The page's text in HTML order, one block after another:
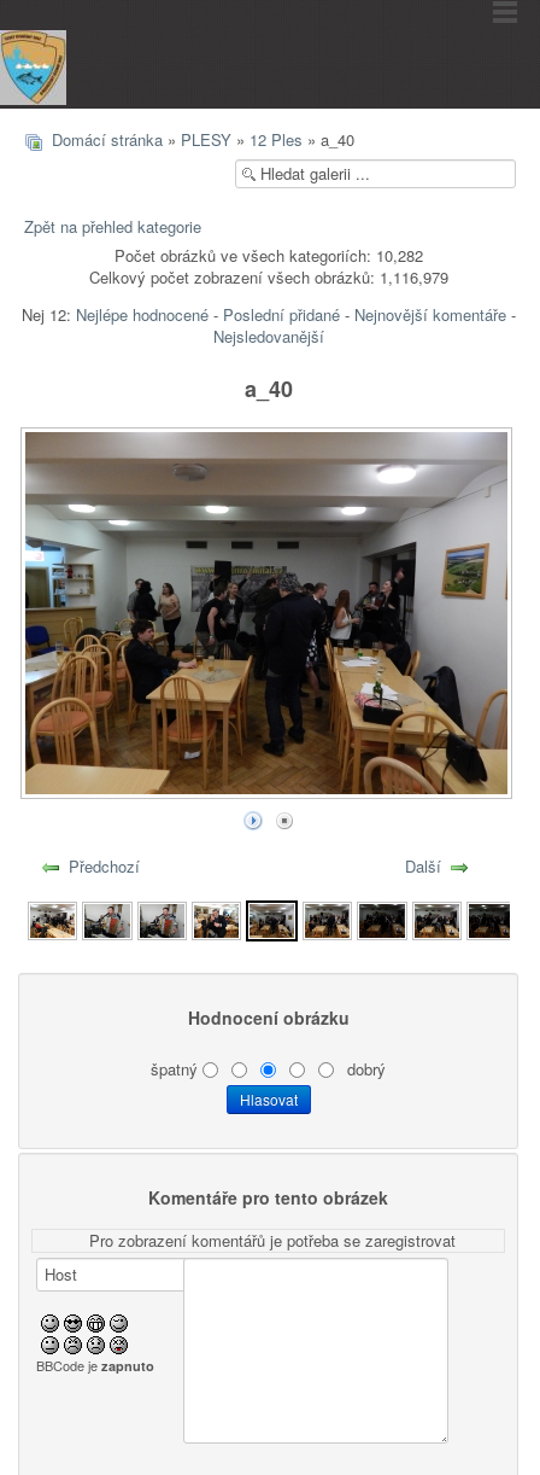
Domácí stránka » PLESY » 12 Ples » a_40
Zpět na přehled kategorie
Počet obrázků ve všech kategoriích: 10,282
Celkový počet zobrazení všech obrázků: 1,116,979
Nej 12: Nejlépe hodnocené- Poslední přidané- Nejnovější komentáře-
Nejsledovanější
a_40
Předchozí Další
Hodnocení obrázku
špatný dobrý
Komentáře pro tento obrázek
Pro zobrazení komentářů je potřeba se zaregistrovat
BBCode je zapnuto